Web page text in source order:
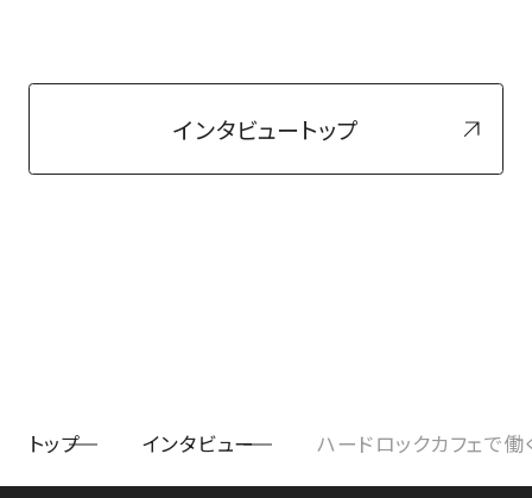
インタビュートップ
トップ インタビュー ハードロックカフェで